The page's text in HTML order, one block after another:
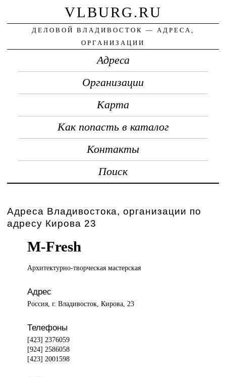
VLBURG.RU
ДЕЛОВОЙ ВЛАДИВОСТОК — АДРЕСА,
ОРГАНИЗАЦИИ
Адреса
Организации
Карта
Как попасть в каталог
Контакты
Поиск
Адреса Владивостока, организации по
адресу Кирова 23
M-Fresh
Архитектурно-творческая мастерская
Адрес
Россия, г. Владивосток, Кирова, 23
Телефоны
[423] 2376059
[924] 2586058
[423] 2001598